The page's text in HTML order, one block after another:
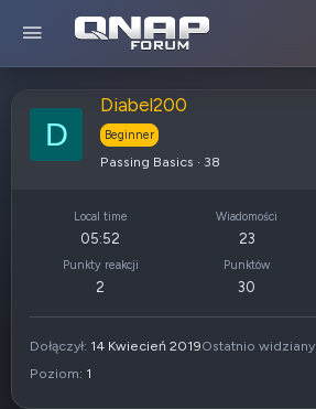
D
Diabel200
Beginner
Passing Basics · 38
Local time
05:52
Wiadomości
23
Punkty reakcji
2
Punktów
30
Dołączył 14 Kwiecień 2019Ostatnio widziany
Poziom 1